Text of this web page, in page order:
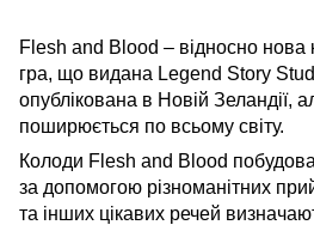
Flesh and Blood – відносно нова
гра, що видана Legend Story
опублікована в Новій Зеландії,
поширюється по всьому світу.
Колоди Flesh and Blood
за допомогою різноманітних
та інших цікавих речей